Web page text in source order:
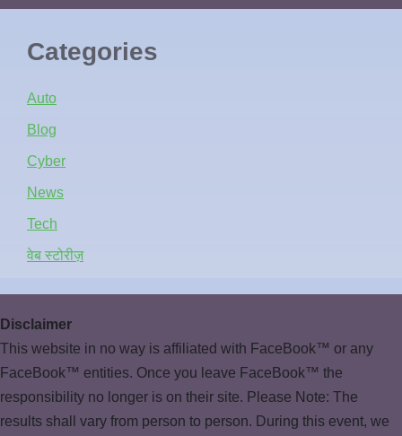
Categories
Auto
Blog
Cyber
News
Tech
वेब स्टोरीज़
Disclaimer
This website in no way is affiliated with FaceBook™ or any
FaceBook™ entities. Once you leave FaceBook™ the
responsibility no longer is on their site. Please Note: The
results shall vary from person to person. During this event, we